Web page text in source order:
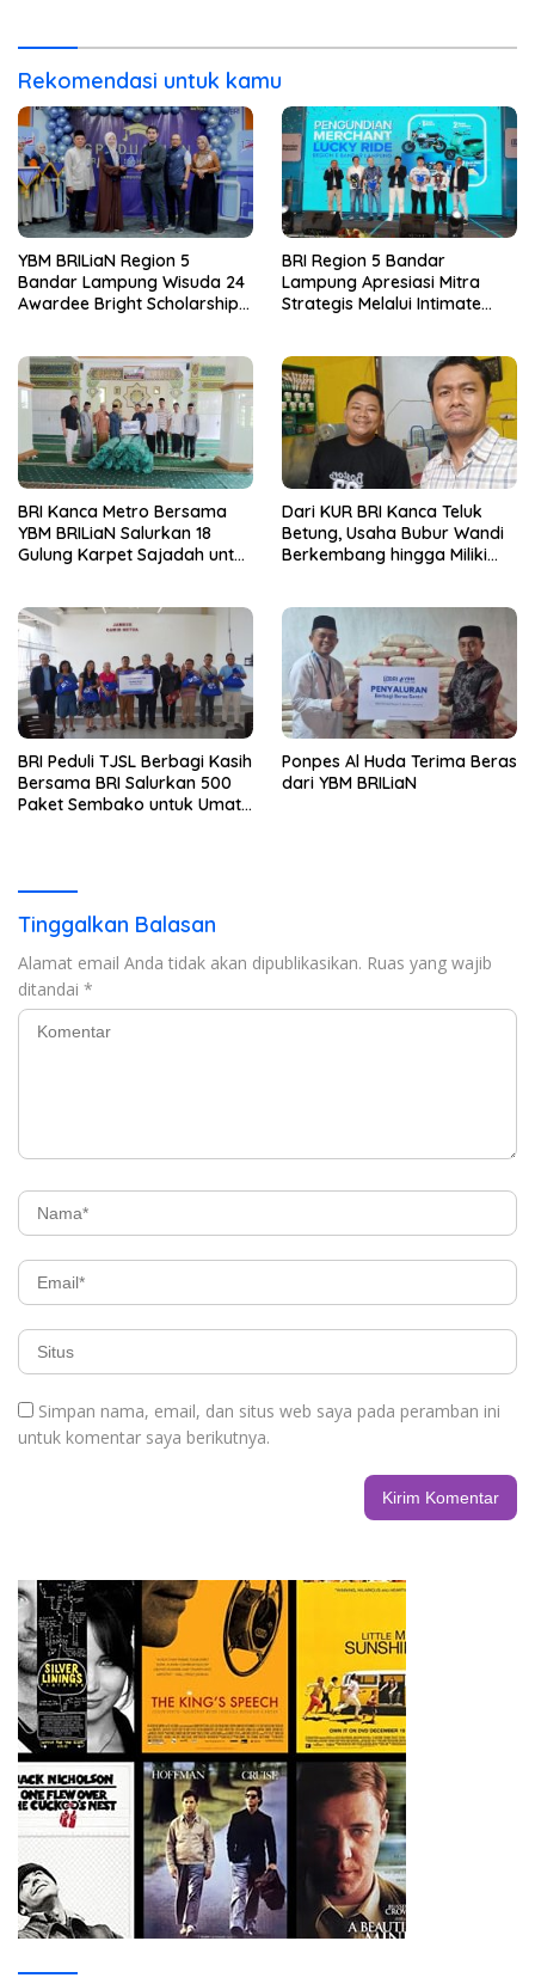
Rekomendasi untuk kamu
YBM BRILiaN Region 5
Bandar Lampung Wisuda 24
Awardee Bright Scholarship
BRI Region 5 Bandar
Lampung Apresiasi Mitra
Strategis Melalui Intimate
Ride
BRI Kanca Metro Bersama
YBM BRILiaN Salurkan 18
Gulung Karpet Sajadah untuk
Dari KUR BRI Kanca Teluk
Betung, Usaha Bubur Wandi
Berkembang hingga Miliki
BRI Peduli TJSL Berbagi Kasih
Bersama BRI Salurkan 500
Paket Sembako untuk Umat
Ponpes Al Huda Terima Beras
dari YBM BRILiaN
Tinggalkan Balasan
Alamat email Anda tidak akan dipublikasikan. Ruas yang wajib
ditandai *
Simpan nama, email, dan situs web saya pada peramban ini
untuk komentar saya berikutnya.